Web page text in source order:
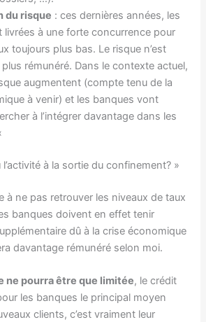
du risque : ces dernières années, les
livrées à une forte concurrence pour
toujours plus bas. Le risque n’est
rémunéré. Dans le contexte actuel,
augmentent (compte tenu de la
à venir) et les banques vont
à l’intégrer davantage dans les
à la sortie du confinement? »
à ne pas retrouver les niveaux de taux
banques doivent en effet tenir
dû à la crise économique
davantage rémunéré selon moi.
ne pourra être que limitée, le crédit
les banques le principal moyen
clients, c’est vraiment leur